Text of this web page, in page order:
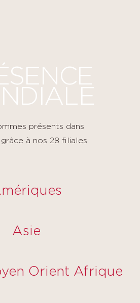
présents dans
à nos 28 filiales.
Asie
Orient Afrique